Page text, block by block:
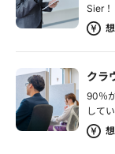
Sier！
クラ
90％
して